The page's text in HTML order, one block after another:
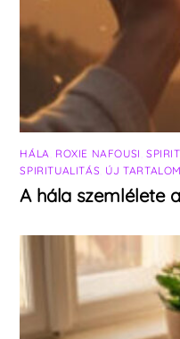
HÁLA ROXIE NAFOUSI
SPIRITUALITÁS ÚJ
A hála szemlélete